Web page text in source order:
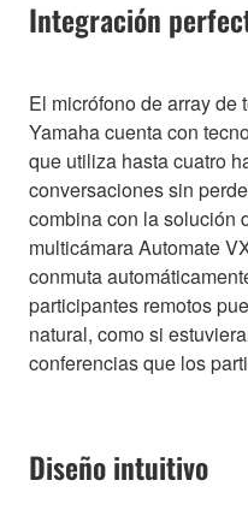
Integración
El micrófono de array
Yamaha cuenta con
que utiliza hasta cuatro
conversaciones sin
combina con la solución
multicámara Automate
conmuta
participantes remotos
natural, como si
conferencias que los
Diseño intuitivo